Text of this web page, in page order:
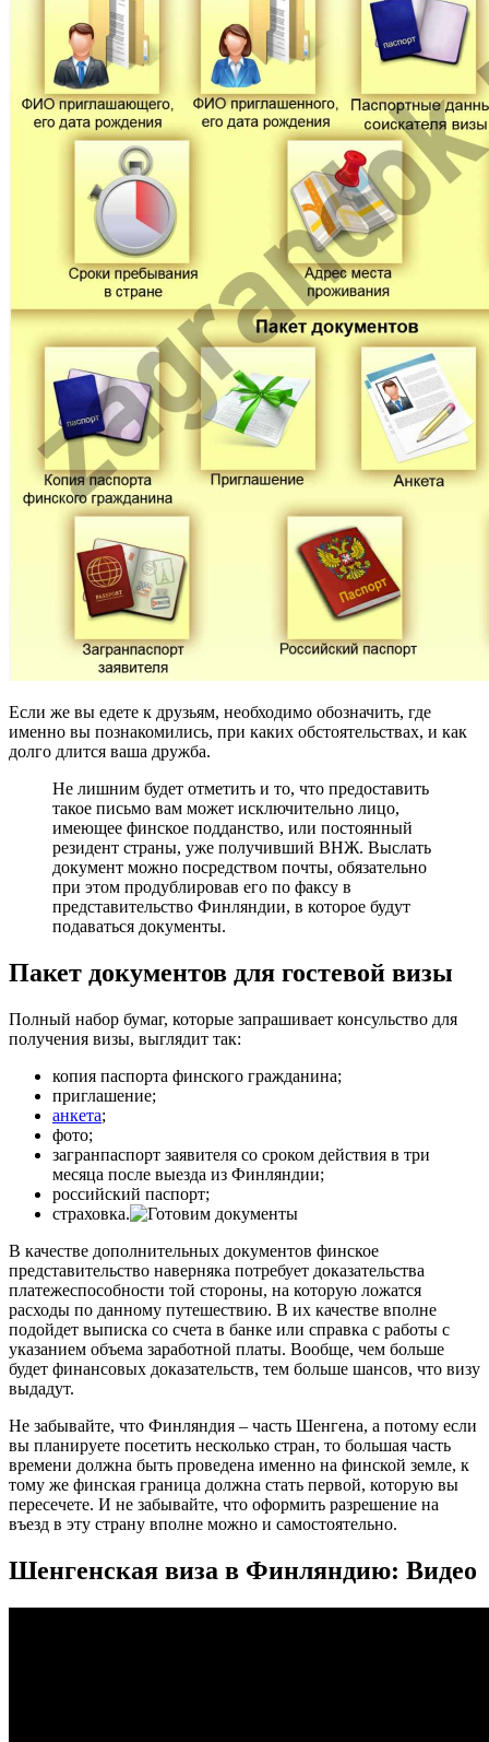
Если же вы едете к друзьям, необходимо обозначить, где
именно вы познакомились, при каких обстоятельствах, и как
долго длится ваша дружба.
Не лишним будет отметить и то, что предоставить
такое письмо вам может исключительно лицо,
имеющее финское подданство, или постоянный
резидент страны, уже получивший ВНЖ. Выслать
документ можно посредством почты, обязательно
при этом продублировав его по факсу в
представительство Финляндии, в которое будут
подаваться документы.
Пакет документов для гостевой визы
Полный набор бумаг, которые запрашивает консульство для
получения визы, выглядит так:
копия паспорта финского гражданина;
приглашение;
анкета;
фото;
загранпаспорт заявителя со сроком действия в три
месяца после выезда из Финляндии;
российский паспорт;
страховка.
В качестве дополнительных документов финское
представительство наверняка потребует доказательства
платежеспособности той стороны, на которую ложатся
расходы по данному путешествию. В их качестве вполне
подойдет выписка со счета в банке или справка с работы с
указанием объема заработной платы. Вообще, чем больше
будет финансовых доказательств, тем больше шансов, что визу
выдадут.
Не забывайте, что Финляндия – часть Шенгена, а потому если
вы планируете посетить несколько стран, то большая часть
времени должна быть проведена именно на финской земле, к
тому же финская граница должна стать первой, которую вы
пересечете. И не забывайте, что оформить разрешение на
въезд в эту страну вполне можно и самостоятельно.
Шенгенская виза в Финляндию: Видео